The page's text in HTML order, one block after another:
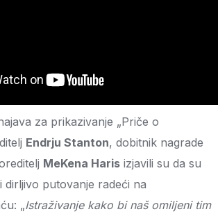
za prikazivanje „Priče o
Endrju Stanton, dobitnik nagrade
MeKena Haris izjavili su da su
dirljivo putovanje radeći na
„Istraživanje kako bi naš omiljeni tim